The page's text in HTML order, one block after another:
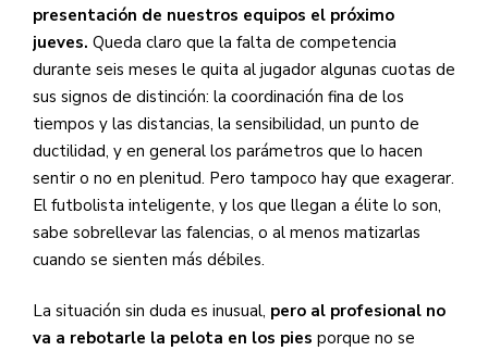
presentación de nuestros equipos el próximo
jueves. Queda claro que la falta de competencia
durante seis meses le quita al jugador algunas cuotas de
sus signos de distinción: la coordinación fina de los
tiempos y las distancias, la sensibilidad, un punto de
ductilidad, y en general los parámetros que lo hacen
sentir o no en plenitud. Pero tampoco hay que exagerar.
El futbolista inteligente, y los que llegan a élite lo son,
sabe sobrellevar las falencias, o al menos matizarlas
cuando se sienten más débiles.
La situación sin duda es inusual, pero al profesional no
va a rebotarle la pelota en los pies porque no se